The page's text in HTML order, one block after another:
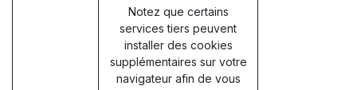
Notez que certains
services tiers peuvent
installer des cookies
supplémentaires sur votre
navigateur afin de vous